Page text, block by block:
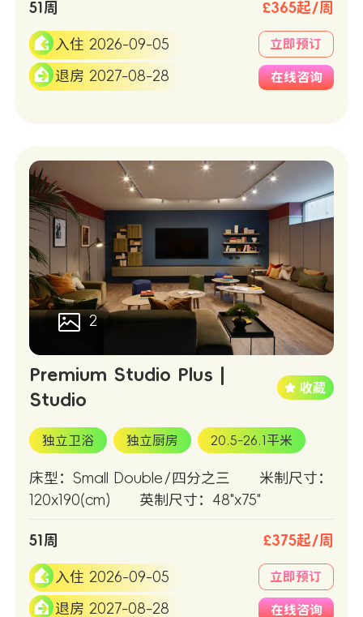
51周 £365起/周
入住 2026-09-05
退房 2027-08-28
立即预订
在线咨询
2
Premium Studio Plus |
Studio
独立卫浴 独立厨房 20.5-26.1平米
床型：Small Double/四分之三
米制尺寸：
120x190(cm)
英制尺寸：48"x75"
51周 £375起/周
入住 2026-09-05
退房 2027-08-28
立即预订
在线咨询